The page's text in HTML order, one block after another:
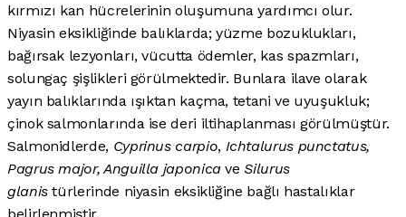
kırmızı kan hücrelerinin oluşumuna yardımcı olur.
Niyasin eksikliğinde balıklarda; yüzme bozuklukları,
bağırsak lezyonları, vücutta ödemler, kas spazmları,
solungaç şişlikleri görülmektedir. Bunlara ilave olarak
yayın balıklarında ışıktan kaçma, tetani ve uyuşukluk;
çinok salmonlarında ise deri iltihaplanması görülmüştür.
Salmonidlerde, Cyprinus carpio, Ichtalurus punctatus,
Pagrus major, Anguilla japonicaveSilurus
glanistürlerinde niyasin eksikliğine bağlı hastalıklar
belirlenmiştir.